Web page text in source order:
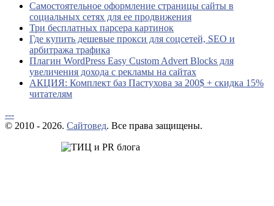
Самостоятельное оформление страницы сайты в
социальных сетях для ее продвижения
Три бесплатных парсера картинок
Где купить дешевые прокси для соцсетей, SEO и
арбитража трафика
Плагин WordPress Easy Custom Advert Blocks для
увеличения дохода с рекламы на сайтах
АКЦИЯ: Комплект баз Пастухова за 200$ + скидка 15%
читателям
---
© 2010 - 2026. Сайтовед. Все права защищены.